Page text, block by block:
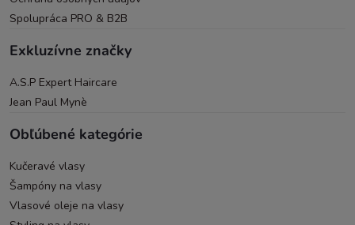
Spolupráca PRO & B2B
Exkluzívne značky
A.S.P Expert Haircare
Jean Paul Mynè
Obľúbené kategórie
Kučeravé vlasy
Šampóny na vlasy
Vlasové oleje na vlasy